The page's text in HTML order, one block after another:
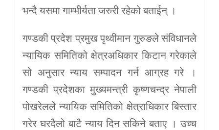
भन्दै यसमा गाम्भीर्यता जरुरी रहेको बताईन् ।
गण्डकी प्रदेश प्रमुख पृथ्वीमान गुरुङले संविधानले
न्यायिक समितिको क्षेत्रअधिकार किटान गरेकाले
सो अनुसार न्याय सम्पादन गर्न आग्रह गरे ।
गण्डकी प्रदेशका मुख्यमन्त्री कृष्णचन्द्र नेपाली
पोखरेलले न्यायिक समितिको क्षेत्राधिकार बिस्तार
गरेर घरदैलो बाटै न्याय दिन सकिने बताए । उच्च